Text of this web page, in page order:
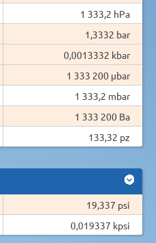
1 333,2 hPa
1,3332 bar
0,0013332 kbar
1 333 200 µbar
1 333,2 mbar
1 333 200 Ba
133,32 pz
19,337 psi
0,019337 kpsi